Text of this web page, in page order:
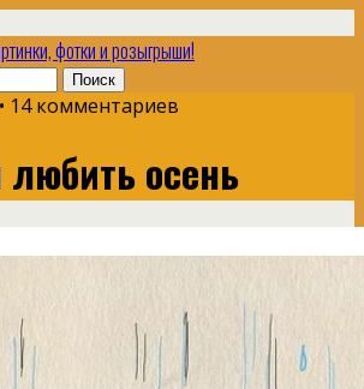
фотки и розыгрыши!
14 комментариев
осень